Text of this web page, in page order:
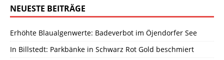
NEUESTE BEITRÄGE
Erhöhte Blaualgenwerte: Badeverbot im Öjendorfer See
In Billstedt: Parkbänke in Schwarz Rot Gold beschmiert